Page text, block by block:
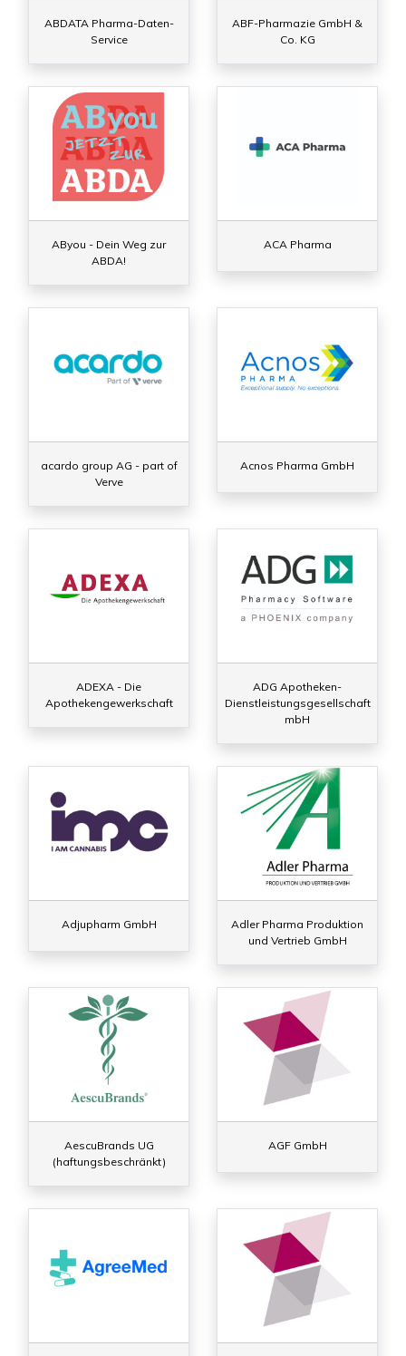
ABDATA Pharma-Daten-
Service
ABF-Pharmazie GmbH &
Co. KG
AByou - Dein Weg zur
ABDA!
ACA Pharma
acardo group AG - part of
Verve
Acnos Pharma GmbH
ADEXA - Die
Apothekengewerkschaft
ADG Apotheken-
Dienstleistungsgesellschaft
mbH
Adjupharm GmbH
Adler Pharma Produktion
und Vertrieb GmbH
AescuBrands UG
(haftungsbeschränkt)
AGF GmbH